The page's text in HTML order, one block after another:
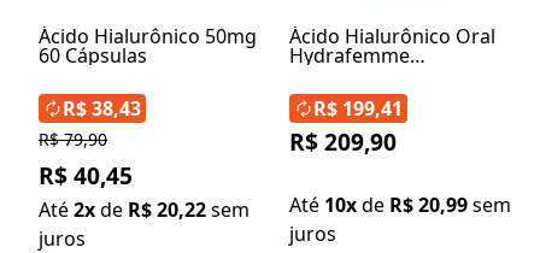
Ácido Hialurônico 50mg
60 Cápsulas
R$ 79,90
R$ 40,45
Até2xde R$ 20,22sem
juros
R$ 38,43
Ácido Hialurônico Oral
Hydrafemme
R$ 209,90
Até 10xde R$ 20,99sem
juros
R$ 199,41